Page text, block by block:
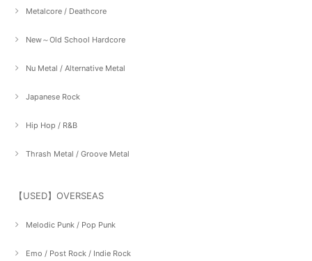
Metalcore / Deathcore
New～Old School Hardcore
Nu Metal / Alternative Metal
Japanese Rock
Hip Hop / R&B
Thrash Metal / Groove Metal
【USED】OVERSEAS
Melodic Punk / Pop Punk
Emo / Post Rock / Indie Rock